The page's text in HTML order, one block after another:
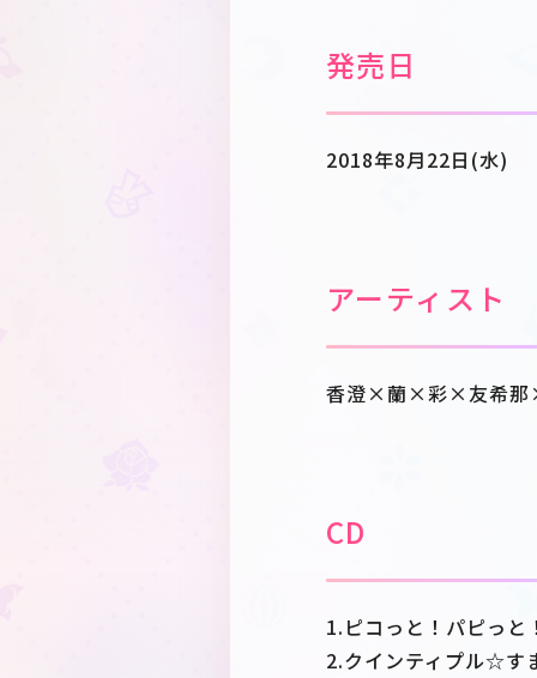
発売日
2018年8月22日(水)
アーティスト
香澄×蘭×彩×友希那
CD
1.ピコっと！パピっ
2.クインティプル☆す